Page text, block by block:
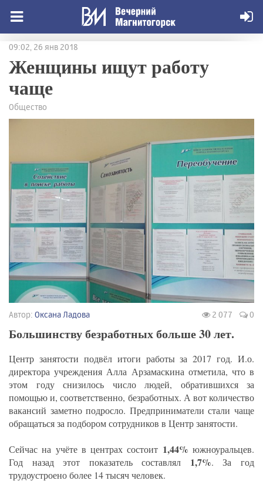
09:02, 26 янв 2018
Женщины ищут работу
чаще
Общество
Автор: Оксана Ладова 2 077 0
Большинству безработных больше 30 лет.
Центр занятости подвёл итоги работы за 2017 год. И.о.
директора учреждения Алла Арзамаскина отметила, что в
этом году снизилось число людей, обратившихся за
помощью и, соответственно, безработных. А вот количество
вакансий заметно подросло. Предприниматели стали чаще
обращаться за подбором сотрудников в Центр занятости.
Сейчас на учёте в центрах состоит 1,44% южноуральцев.
Год назад этот показатель составлял 1,7%. За год
трудоустроено более 14 тысяч человек.